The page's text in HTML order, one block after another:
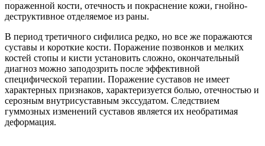
пораженной кости, отечность и покраснение кожи, гнойно-
деструктивное отделяемое из раны.
В период третичного сифилиса редко, но все же поражаются
суставы и короткие кости. Поражение позвонков и мелких
костей стопы и кисти установить сложно, окончательный
диагноз можно заподозрить после эффективной
специфической терапии. Поражение суставов не имеет
характерных признаков, характеризуется болью, отечностью и
серозным внутрисуставным экссудатом. Следствием
гуммозных изменений суставов является их необратимая
деформация.